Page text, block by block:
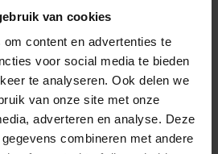
van cookies
content en advertenties te
voor social media te bieden
te analyseren. Ook delen we
van onze site met onze
adverteren en analyse. Deze
combineren met andere
22.30 besteld = Morgen in huis
Pants For Men Super Large
Large